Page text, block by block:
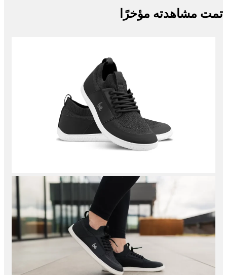
تمت مشاهدته مؤخرًا